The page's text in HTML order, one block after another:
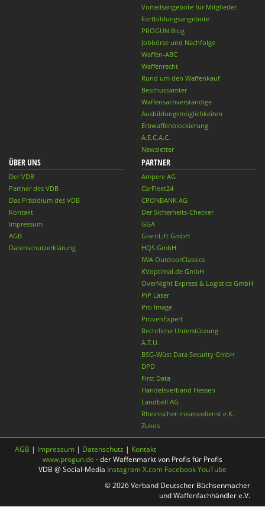
Vorteilsangebote für Mitglieder
Fortbildungsangebote
PROGUN Blog
Jobbörse und Nachfolge
Waffen-ABC
Waffenrecht
Rund um den Waffenkauf
Beschussämter
Waffensachverständige
Ausbildungsmöglichkeiten
Erbwaffenblockierung
A.E.C.A.C.
Newsletter
ÜBER UNS
Der VDB
Partner des VDB
Das Präsidium des VDB
Kontakt
Impressum
AGB
Datenschutzerklärung
PARTNER
Ampere AG
CarFleet24
CRONBANK AG
Der Sicherheits-Checker
GGA
GrantLift GmbH
HQS GmbH
IWA OutdoorClassics
KVoptimal.de GmbH
OverNight Express & Logistics GmbH
PiP Laser
Pro Image
ProvenExpert
Rechtliche Unterstützung
A.T.U.
BSG-Wüst Data Security GmbH
DPD
First Data
Handelsverband Hessen
Landbell AG
Rheinischer-Inkassodienst e.K.
Zukos
AGB | Impressum | Datenschutz | Kontakt
www.progun.de - der Waffenmarkt von Profis für Profis
VDB @ Social-Media InstagramX.com FacebookYouTube
© 2026 Verband Deutscher Büchsenmacher
und Waffenfachhändler e.V.